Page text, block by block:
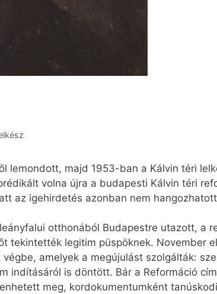
lemondott, majd 1953-ban a Kálvin téri
volna újra a budapesti Kálvin téri
az igehirdetés azonban nem
otthonából Budapestre utazott, a
tekintették legitim püspöknek. November
amelyek a megújulást szolgálták:
indításáról is döntött. Bár a Reformáció
meg, kordokumentumként